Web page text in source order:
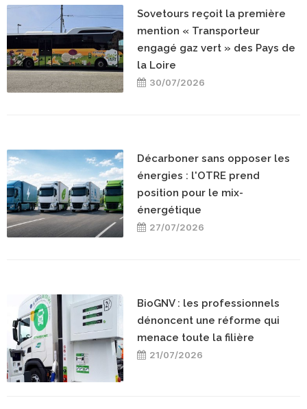
Sovetours reçoit la première
mention « Transporteur
engagé gaz vert » des Pays de
la Loire
30/07/2026
Décarboner sans opposer les
énergies : l'OTRE prend
position pour le mix-
énergétique
27/07/2026
BioGNV : les professionnels
dénoncent une réforme qui
menace toute la filière
21/07/2026